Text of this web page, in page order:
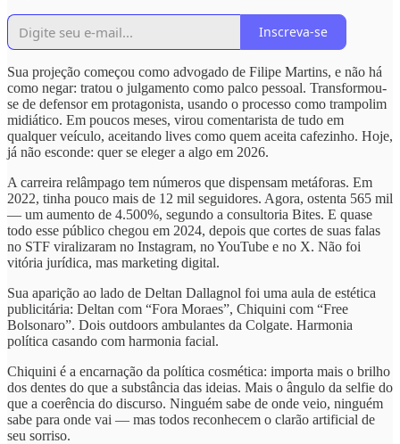
Inscreva-se
Sua projeção começou como advogado de Filipe Martins, e não há
como negar: tratou o julgamento como palco pessoal. Transformou-
se de defensor em protagonista, usando o processo como trampolim
midiático. Em poucos meses, virou comentarista de tudo em
qualquer veículo, aceitando lives como quem aceita cafezinho. Hoje,
já não esconde: quer se eleger a algo em 2026.
A carreira relâmpago tem números que dispensam metáforas. Em
2022, tinha pouco mais de 12 mil seguidores. Agora, ostenta 565 mil
— um aumento de 4.500%, segundo a consultoria Bites. E quase
todo esse público chegou em 2024, depois que cortes de suas falas
no STF viralizaram no Instagram, no YouTube e no X. Não foi
vitória jurídica, mas marketing digital.
Sua aparição ao lado de Deltan Dallagnol foi uma aula de estética
publicitária: Deltan com “Fora Moraes”, Chiquini com “Free
Bolsonaro”. Dois outdoors ambulantes da Colgate. Harmonia
política casando com harmonia facial.
Chiquini é a encarnação da política cosmética: importa mais o brilho
dos dentes do que a substância das ideias. Mais o ângulo da selfie do
que a coerência do discurso. Ninguém sabe de onde veio, ninguém
sabe para onde vai — mas todos reconhecem o clarão artificial de
seu sorriso.